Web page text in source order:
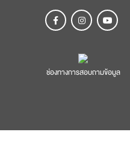
ช่องทางการสอบถามข้อมูล